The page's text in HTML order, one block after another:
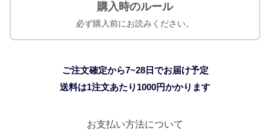
購入時のルール
必ず購入前にお読みください。
ご注文確定から7~28日でお届け予定
送料は1注文あたり 1000円かかります
お支払い方法について